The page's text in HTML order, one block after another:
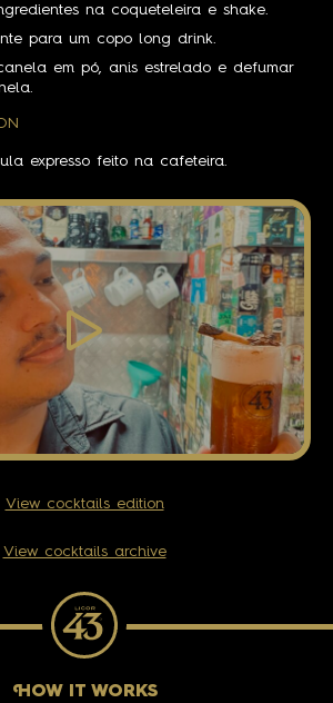
na coqueteleira e shake.
para um copo long drink.
em pó, anis estrelado e defumar
expresso feito na cafeteira.
View cocktails edition
View cocktails archive
H OW IT WORKS